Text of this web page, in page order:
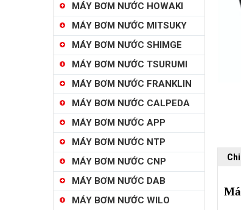
MÁY BƠM NƯỚC HOWAKI
MÁY BƠM NƯỚC MITSUKY
MÁY BƠM NƯỚC SHIMGE
MÁY BƠM NƯỚC TSURUMI
MÁY BƠM NƯỚC FRANKLIN
MÁY BƠM NƯỚC CALPEDA
MÁY BƠM NƯỚC APP
MÁY BƠM NƯỚC NTP
MÁY BƠM NƯỚC CNP
MÁY BƠM NƯỚC DAB
MÁY BƠM NƯỚC WILO